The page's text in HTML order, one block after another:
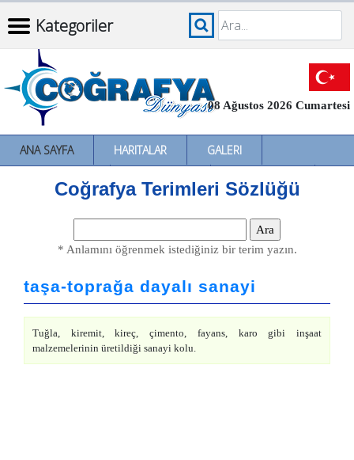
Kategoriler
08 Ağustos 2026 Cumartesi
ANA SAYFA HARITALAR
GALERI
İNCELEMELER
SÖZLÜKLER İL İL TÜRKIYE
Coğrafya Terimleri Sözlüğü
* Anlamını öğrenmek istediğiniz bir terim yazın.
taşa-toprağa dayalı sanayi
Tuğla, kiremit, kireç, çimento, fayans, karo gibi inşaat
malzemelerinin üretildiği sanayi kolu.